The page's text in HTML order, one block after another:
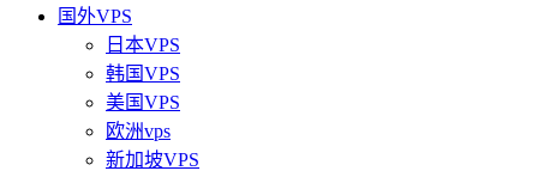
国外VPS
日本VPS
韩国VPS
美国VPS
欧洲vps
新加坡VPS